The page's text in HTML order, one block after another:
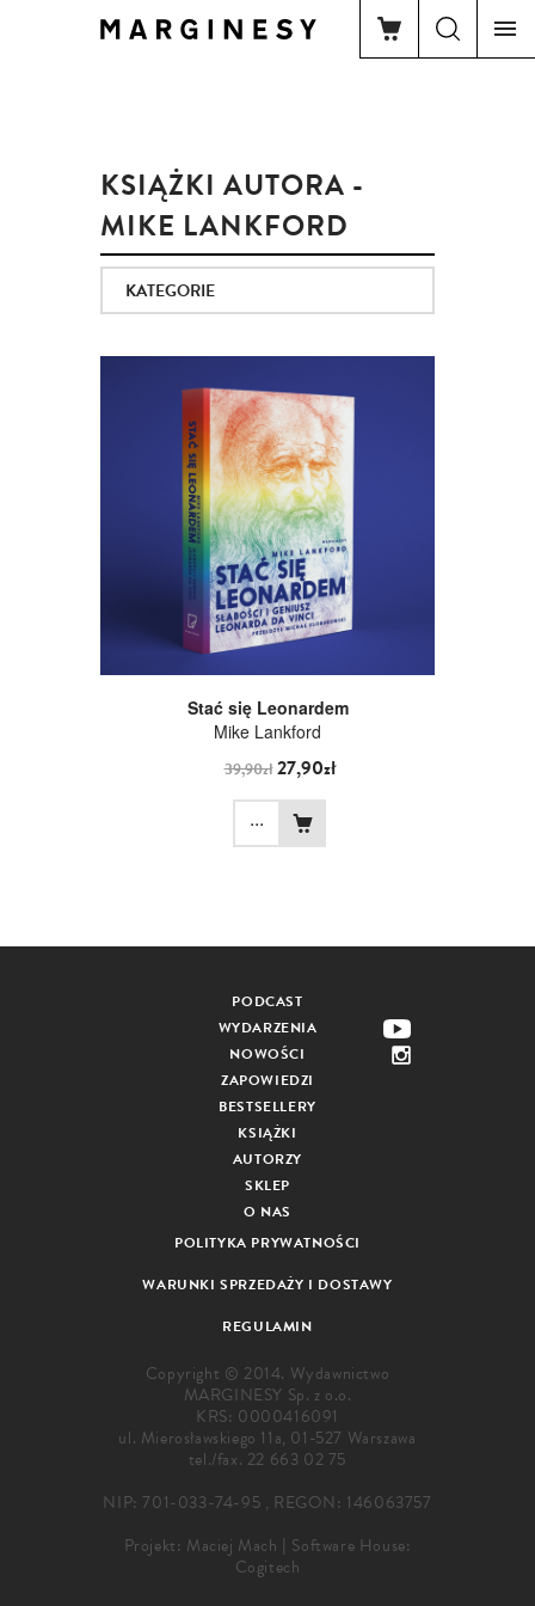
KSIĄŻKI AUTORA -
MIKE LANKFORD
KATEGORIE
Stać się Leonardem
Mike Lankford
39,90zł27,90zł
...
PODCAST
WYDARZENIA
NOWOŚCI
ZAPOWIEDZI
BESTSELLERY
KSIĄŻKI
AUTORZY
SKLEP
O NAS
POLITYKA PRYWATNOŚCI
WARUNKI SPRZEDAŻY I DOSTAWY
REGULAMIN
Copyright © 2014. Wydawnictwo
MARGINESY Sp. z o.o.
KRS: 0000416091
ul. Mierosławskiego 11a, 01-527 Warszawa
tel./fax. 22 663 02 75
NIP: 701-033-74-95 , REGON: 146063757
Projekt: Maciej Mach | Software House:
Cogitech